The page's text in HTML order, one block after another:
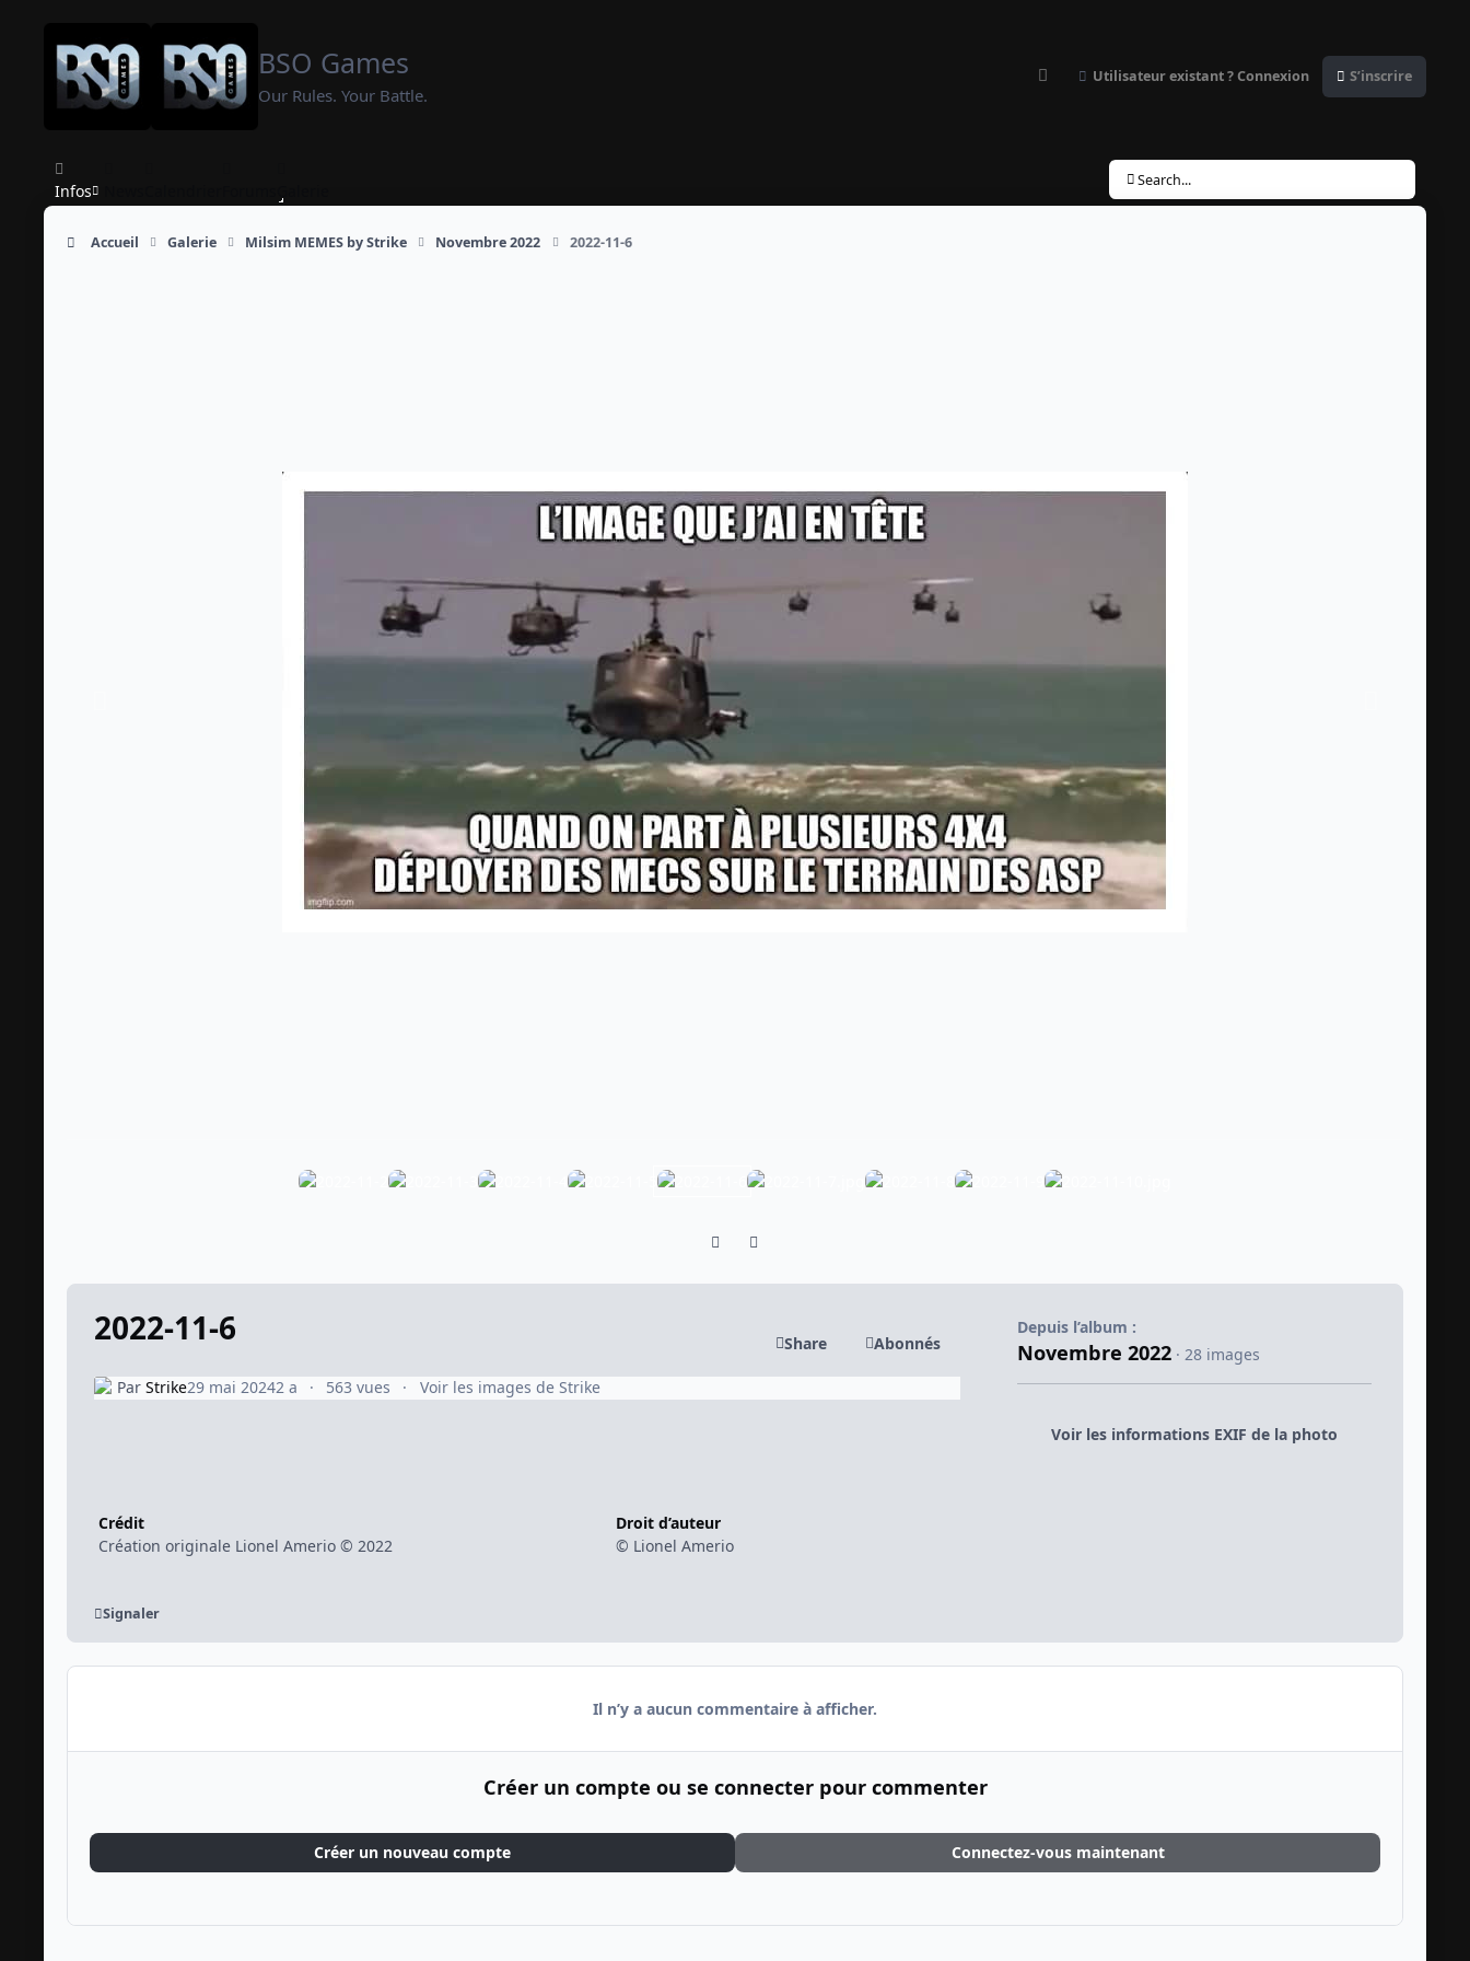
BSO Games
Our Rules. Your Battle. CustomizerUtilisateur existant ? Connexion S’inscrire
Infos
Search...
Accueil Galerie Milsim MEMES by Strike Novembre 2022 2022-11-6
Previous carousel slide
Next carousel slide
2022-11-6 Share Abonnés
Par Strike29 mai 20242 a 563 vues Voir les images de Strike
Crédit
Création originale Lionel Amerio © 2022
Droit d’auteur
© Lionel Amerio
Signaler
Depuis l’album :
Novembre 2022 · 28 images
Voir les informations EXIF de la photo
Il n’y a aucun commentaire à afficher.
Créer un compte ou se connecter pour commenter
Créer un nouveau compte Connectez-vous maintenant